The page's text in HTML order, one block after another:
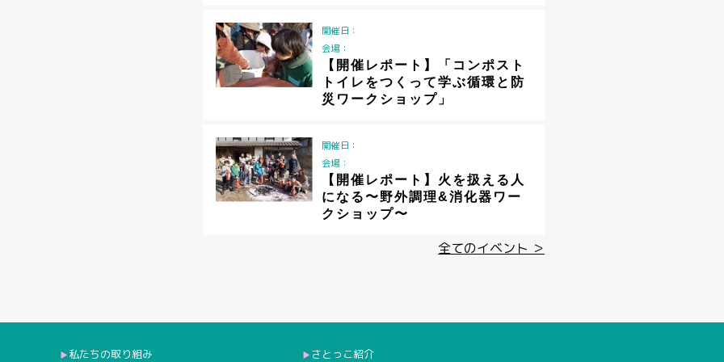
開催日：
会場：
【開催レポート】「コンポスト
トイレをつくって学ぶ循環と防
災ワークショップ」
開催日：
会場：
【開催レポート】火を扱える人
になる〜野外調理&消化器ワー
クショップ〜
全てのイベント ＞
▶︎ 私たちの取り組み
▶︎ さとっこ紹介